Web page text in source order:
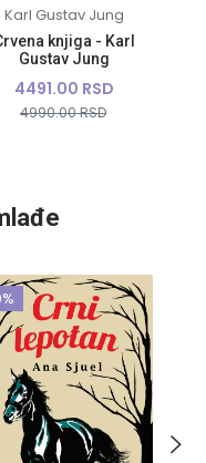
Karl Gustav Jung
knjiga - Karl
Gustav Jung
4491.00 RSD
4990.00 RSD